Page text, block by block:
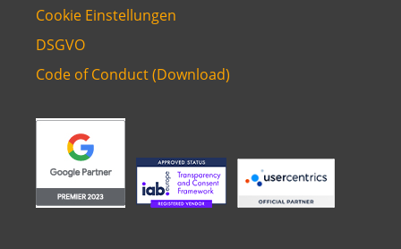
Cookie Einstellungen
DSGVO
Code of Conduct (Download)